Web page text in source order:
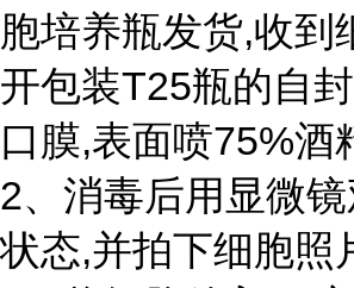
胞培养瓶发货,收到
开包装T25瓶的自
口膜,表面喷75%酒
2、消毒后用显微
状态,并拍下细胞照